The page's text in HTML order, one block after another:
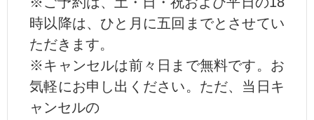
時以降は、ひと月に五回までとさせてい
ただきます。
※キャンセルは前々日まで無料です。お
気軽にお申し出ください。ただ、当日キ
ャンセルの